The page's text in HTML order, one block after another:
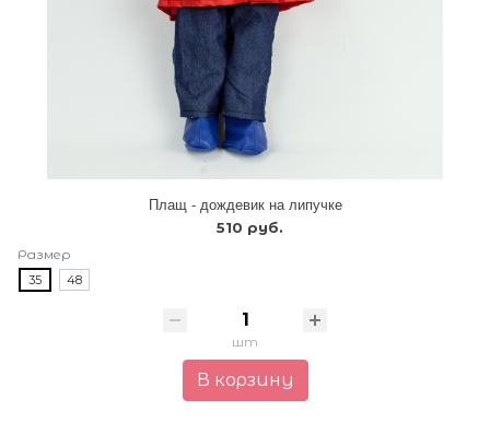
Плащ - дождевик на липучке
510 руб.
Размер
35 48
шт
В корзину